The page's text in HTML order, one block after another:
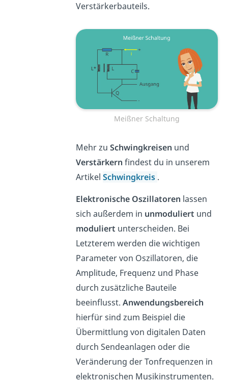
Verstärkerbauteils.
Meißner Schaltung
Mehr zu Schwingkreisen und
Verstärkern findest du in unserem
Artikel Schwingkreis .
Elektronische Oszillatoren lassen
sich außerdem in unmoduliert und
moduliert unterscheiden. Bei
Letzterem werden die wichtigen
Parameter von Oszillatoren, die
Amplitude, Frequenz und Phase
durch zusätzliche Bauteile
beeinflusst. Anwendungsbereich
hierfür sind zum Beispiel die
Übermittlung von digitalen Daten
durch Sendeanlagen oder die
Veränderung der Tonfrequenzen in
elektronischen Musikinstrumenten.